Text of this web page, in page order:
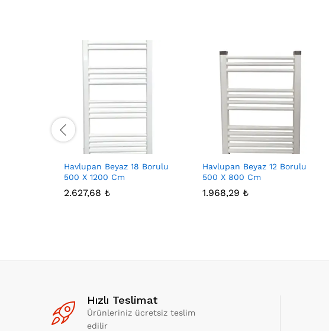
Havlupan Beyaz 18 Borulu
500 X 1200 Cm
2.627,68 ₺
Havlupan Beyaz 12 Borulu
500 X 800 Cm
1.968,29 ₺
Hızlı Teslimat
Ürünleriniz ücretsiz teslim
edilir